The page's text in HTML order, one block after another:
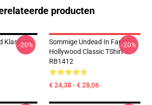
producten
Klassieke
-20%
Sommige Undead In Famous
Hollywood Classic TShirt
RB1412
€ 24,38 - € 28,06
-20%